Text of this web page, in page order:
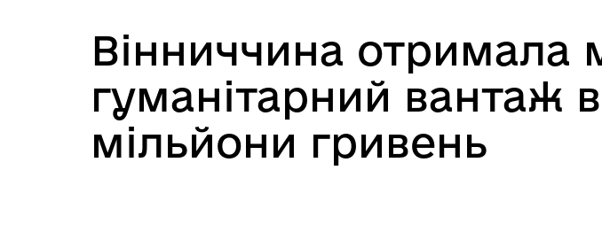
Вінниччина отримала
гуманітарний вантаж
мільйони гривень